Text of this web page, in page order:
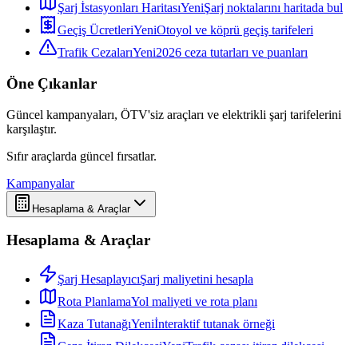
Şarj İstasyonları HaritasıYeniŞarj noktalarını haritada bul
Geçiş ÜcretleriYeniOtoyol ve köprü geçiş tarifeleri
Trafik CezalarıYeni2026 ceza tutarları ve puanları
Öne Çıkanlar
Güncel kampanyaları, ÖTV'siz araçları ve elektrikli şarj tarifelerini
karşılaştır.
Sıfır araçlarda güncel fırsatlar.
Kampanyalar
Hesaplama & Araçlar
Hesaplama & Araçlar
Şarj HesaplayıcıŞarj maliyetini hesapla
Rota PlanlamaYol maliyeti ve rota planı
Kaza TutanağıYeniİnteraktif tutanak örneği